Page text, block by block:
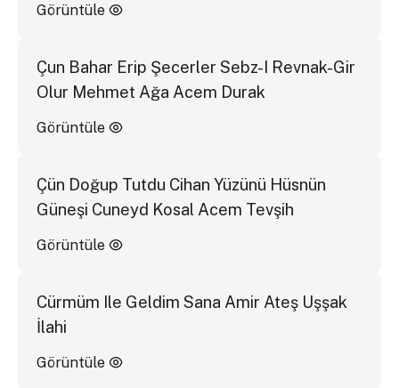
Görüntüle
Çun Bahar Erip Şecerler Sebz-I Revnak-Gir
Olur Mehmet Ağa Acem Durak
Görüntüle
Çün Doğup Tutdu Cihan Yüzünü Hüsnün
Güneşi Cuneyd Kosal Acem Tevşih
Görüntüle
Cürmüm Ile Geldim Sana Amir Ateş Uşşak
İlahi
Görüntüle